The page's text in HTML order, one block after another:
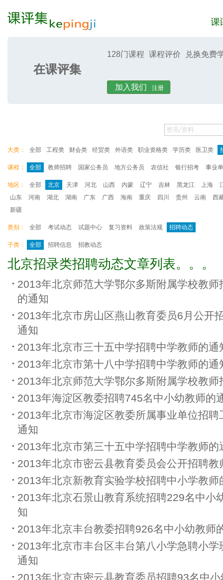
课评集在课评集
128门课程 课程评价 兑换免费
加入我们 注册
大类： 全部 工程类 财会类 经贸类 外语类 职业资格类 学历类 医卫类
课程： 全部 教师招聘 国家公务员 地方公务员 农信社 银行招考 事业
地区： 全部 北京 天津 河北 山西 内蒙 辽宁 吉林 黑龙江 上海
山东
河南 湖北 湖南 广东 广西 海南 重庆 四川 贵州 云南
西
新疆
类别： 全部 考试动态 试题中心 复习资料 政策法规 招聘动态
子类： 全部 招聘信息 招教动态
北京招录类招聘动态文章列表。。。
2013年北京师范大学鄂尔多斯附属学校教师
的通知
2013年北京市房山区燕山教育委员6月公开
通知
2013年北京市三十五中学招聘中学教师的通
2013年北京市第十八中学招聘中学教师的通
2013年北京师范大学鄂尔多斯附属学校教师
2013年海淀区教委招聘745名中小幼教师的
2013年北京市海淀区教委所属事业单位招聘
通知
2013年北京市第三十五中学招聘中学教师的
2013年北京市密云县教育委员会公开招聘教
2013年北京新教育实验学校招聘中小学教师
2013年北京石景山教育系统招聘229名中小
知
2013年北京丰台教委招聘926名中小幼教师
2013年北京市丰台区丰台第八小学急聘小学
通知
2013年北京市密云县教育委员招聘93名中